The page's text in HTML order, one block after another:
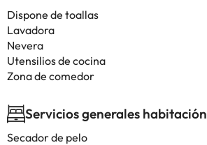
Dispone de toallas
Lavadora
Nevera
Utensilios de cocina
Zona de comedor
Servicios generales habitación
Secador de pelo